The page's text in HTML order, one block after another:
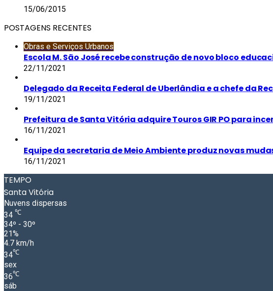
15/06/2015
POSTAGENS RECENTES
Obras e Serviços Urbanos
Escola M. São José recebe construção de novo bloco
22/11/2021
Delegado da Receita Federal de Uberlândia e a chefe da
19/11/2021
Prefeitura de Santa Vitória adquire Touros GIR PO para
16/11/2021
Equipe da secretaria de Meio Ambiente produz novas
16/11/2021
TEMPO
Santa Vitória
Nuvens dispersas
34 ℃
34º - 30º
21%
4.7 km/h
34℃
sex
36℃
sáb